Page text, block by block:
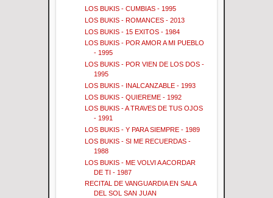
LOS BUKIS - CUMBIAS - 1995
LOS BUKIS - ROMANCES - 2013
LOS BUKIS - 15 EXITOS - 1984
LOS BUKIS - POR AMOR A MI PUEBLO
- 1995
LOS BUKIS - POR VIEN DE LOS DOS -
1995
LOS BUKIS - INALCANZABLE - 1993
LOS BUKIS - QUIEREME - 1992
LOS BUKIS - A TRAVES DE TUS OJOS
- 1991
LOS BUKIS - Y PARA SIEMPRE - 1989
LOS BUKIS - SI ME RECUERDAS -
1988
LOS BUKIS - ME VOLVI A ACORDAR
DE TI - 1987
RECITAL DE VANGUARDIA EN SALA
DEL SOL SAN JUAN